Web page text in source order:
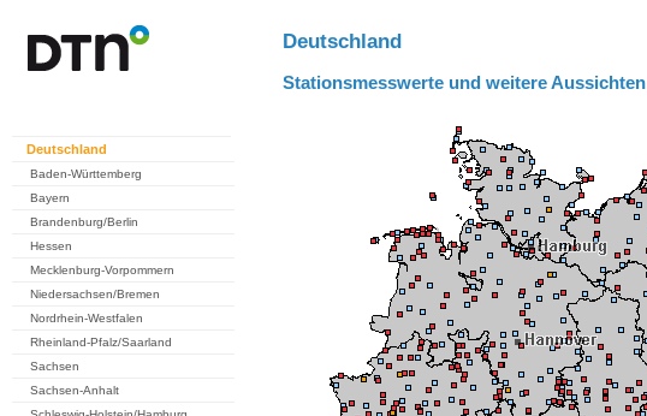
Deutschland
Baden-Württemberg
Bayern
Brandenburg/Berlin
Hessen
Mecklenburg-Vorpommern
Niedersachsen/Bremen
Nordrhein-Westfalen
Rheinland-Pfalz/Saarland
Sachsen
Sachsen-Anhalt
Deutschland
Stationsmesswerte und weitere Aussichten